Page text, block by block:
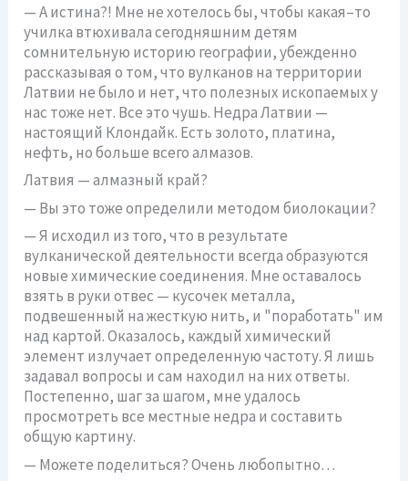
— А истина?! Мне не хотелось бы, чтобы какая–то
училка втюхивала сегодняшним детям
сомнительную историю географии, убежденно
рассказывая о том, что вулканов на территории
Латвии не было и нет, что полезных ископаемых у
нас тоже нет. Все это чушь. Недра Латвии —
настоящий Клондайк. Есть золото, платина,
нефть, но больше всего алмазов.
Латвия — алмазный край?
— Вы это тоже определили методом биолокации?
— Я исходил из того, что в результате
вулканической деятельности всегда образуются
новые химические соединения. Мне оставалось
взять в руки отвес — кусочек металла,
подвешенный на жесткую нить, и "поработать" им
над картой. Оказалось, каждый химический
элемент излучает определенную частоту. Я лишь
задавал вопросы и сам находил на них ответы.
Постепенно, шаг за шагом, мне удалось
просмотреть все местные недра и составить
общую картину.
— Можете поделиться? Очень любопытно…